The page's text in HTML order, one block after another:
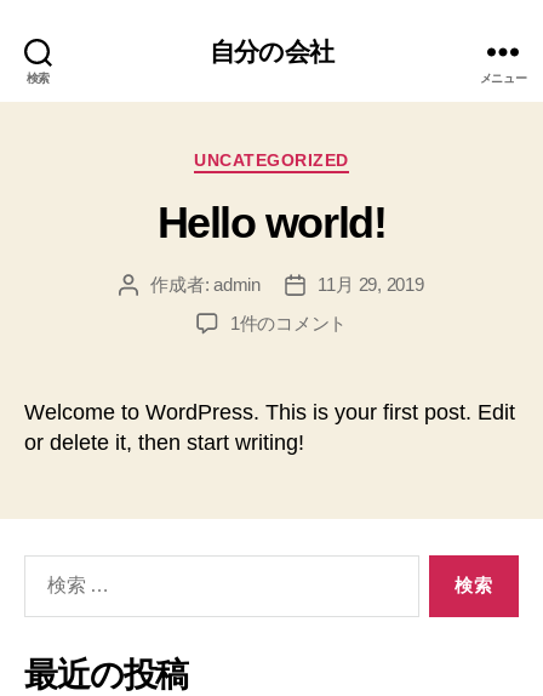
検索
自分の会社
メニュー
カ
ゴ
リ
UNCATEGORIZED
Hello world!
投
作成者:admin
投
稿
11月 29, 2019
Hello
1件のコメント
Welcome to WordPress. This is your first post. Edit
or delete it, then start writing!
象:
最近の投稿